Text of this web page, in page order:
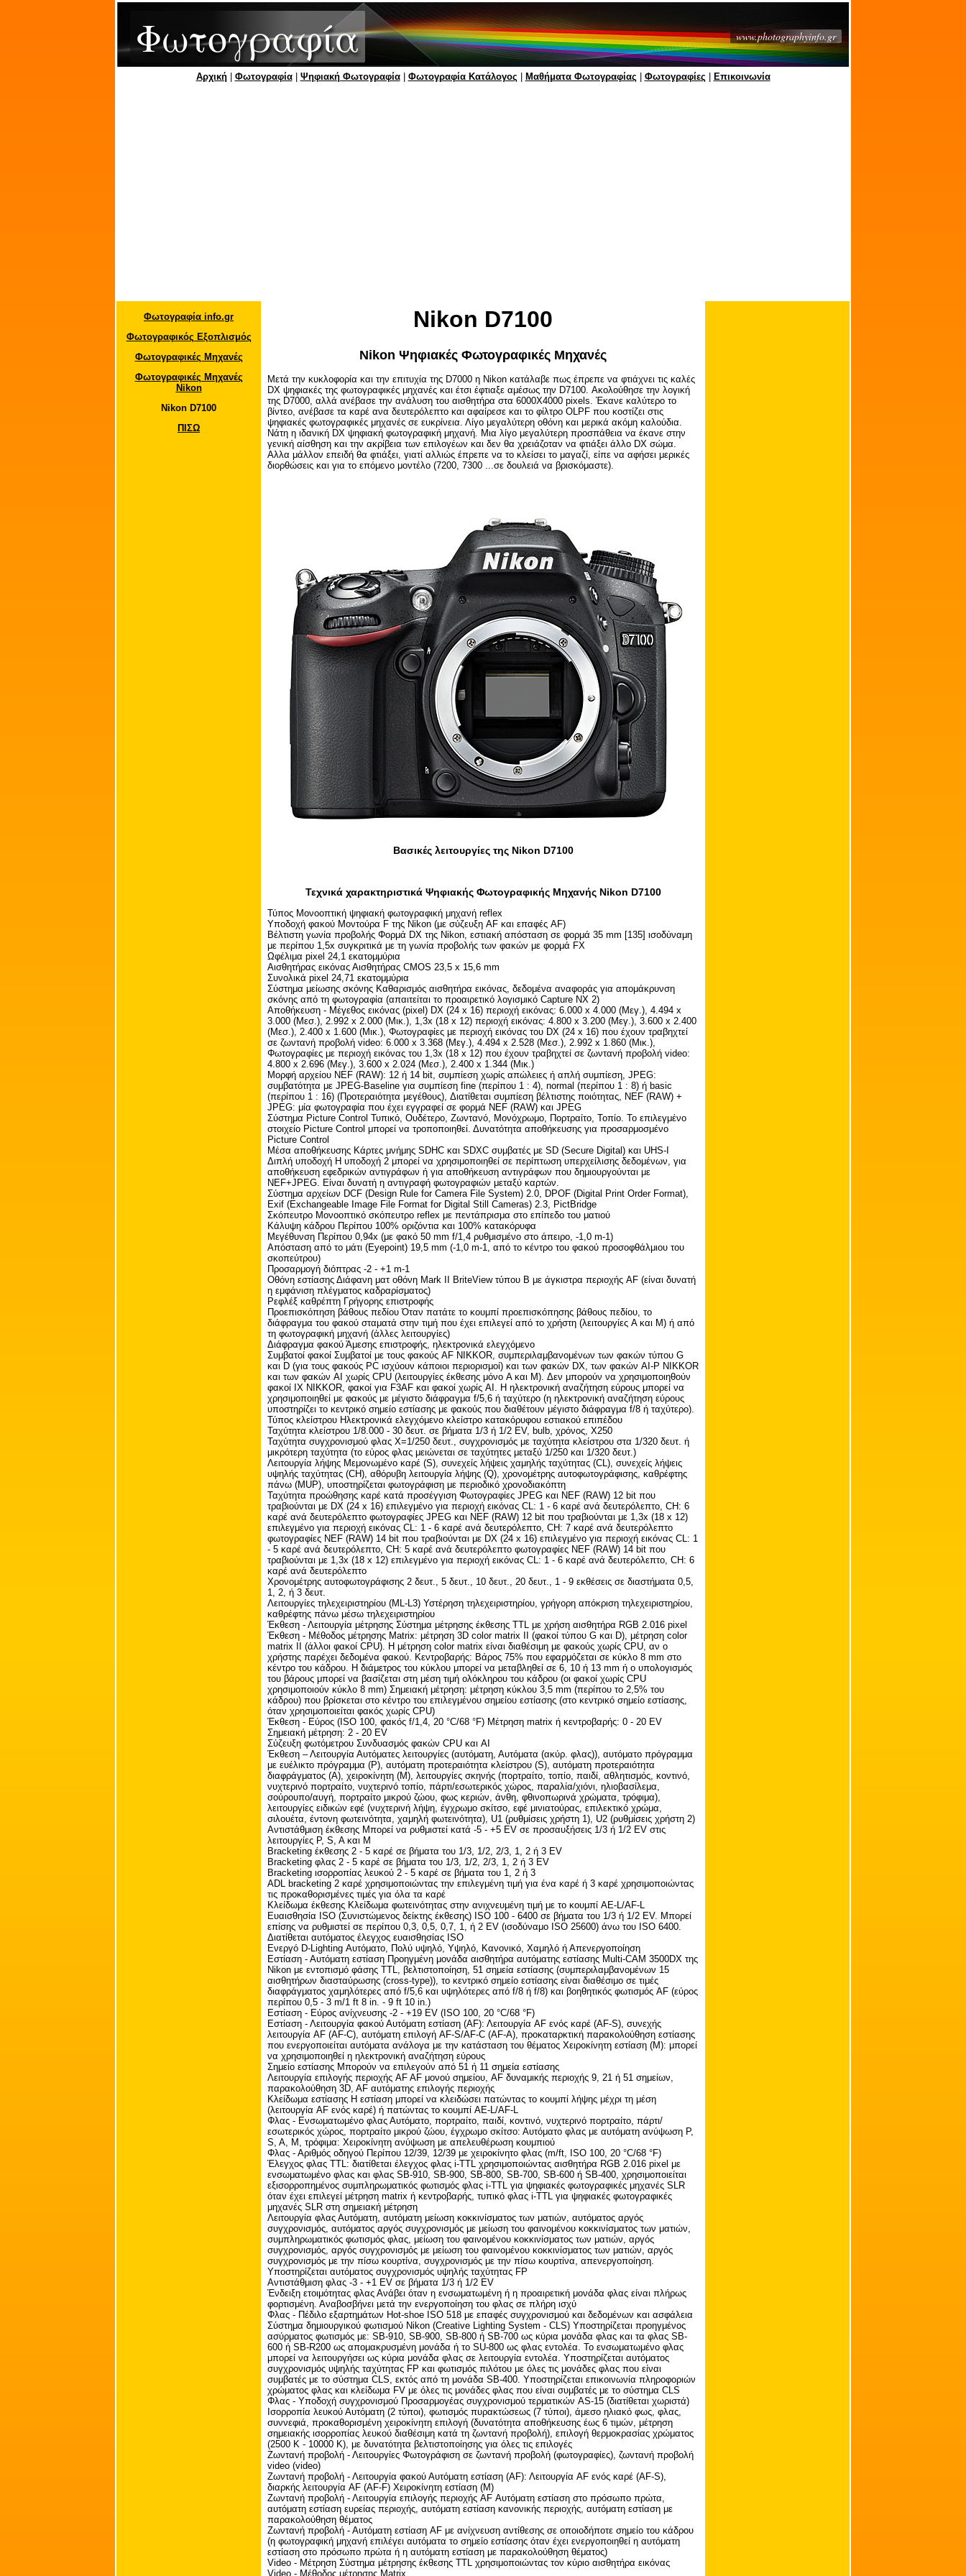
Φωτογραφία www.photographyinfo.gr
Αρχική| Φωτογραφία| Ψηφιακή Φωτογραφία| Φωτογραφία Κατάλογος Μαθήματα Φωτογραφίας Φωτογραφίες Επικοινωνία
Φωτογραφία info.gr
Φωτογραφικός Εξοπλισμός
Φωτογραφικές Μηχανές
Φωτογραφικές Μηχανές
Nikon
Nikon D7100
ΠΙΣΩ
Nikon D7100
Nikon Ψηφιακές Φωτογραφικές Μηχανές
Μετά την κυκλοφορία και την επιτυχία της D7000 η Nikon κατάλαβε πως έπρεπε να φτιάχνει τις καλές
DX ψηφιακές της φωτογραφικές μηχανές και έτσι έφτιαξε αμέσως την D7100. Ακολούθησε την λογική
της D7000, αλλά ανέβασε την ανάλυση του αισθητήρα στα 6000Χ4000 pixels. Έκανε καλύτερο το
βίντεο, ανέβασε τα καρέ ανα δευτερόλεπτο και αφαίρεσε και το φίλτρο OLPF που κοστίζει στις
ψηφιακές φωτογραφικές μηχανές σε ευκρίνεια. Λίγο μεγαλύτερη οθόνη και μερικά ακόμη καλούδια.
Νάτη η ιδανική DX ψηφιακή φωτογραφική μηχανή. Μια λίγο μεγαλύτερη προσπάθεια να έκανε στην
γενική αίσθηση και την ακρίβεια των επιλογέων και δεν θα χρειάζοταν να φτιάξει άλλο DX σώμα.
Αλλα μάλλον επειδή θα φτιάξει, γιατί αλλιώς έπρεπε να το κλείσει το μαγαζί, είπε να αφήσει μερικές
διορθώσεις και για το επόμενο μοντέλο (7200, 7300 ...σε δουλειά να βρισκόμαστε).
Βασικές λειτουργίες της Nikon D7100
Τεχνικά χαρακτηριστικά Ψηφιακής Φωτογραφικής Μηχανής Nikon D7100
Τύπος Μονοοπτική ψηφιακή φωτογραφική μηχανή reflex
Υποδοχή φακού Μοντούρα F της Nikon (με σύζευξη AF και επαφές AF)
Βέλτιστη γωνία προβολής Φορμά DX της Nikon, εστιακή απόσταση σε φορμά 35 mm [135] ισοδύναμη
με περίπου 1,5x συγκριτικά με τη γωνία προβολής των φακών με φορμά FX
Ωφέλιμα pixel 24,1 εκατομμύρια
Αισθητήρας εικόνας Αισθητήρας CMOS 23,5 x 15,6 mm
Συνολικά pixel 24,71 εκατομμύρια
Σύστημα μείωσης σκόνης Καθαρισμός αισθητήρα εικόνας, δεδομένα αναφοράς για απομάκρυνση
σκόνης από τη φωτογραφία (απαιτείται το προαιρετικό λογισμικό Capture NX 2)
Αποθήκευση - Μέγεθος εικόνας (pixel) DX (24 x 16) περιοχή εικόνας: 6.000 x 4.000 (Μεγ.), 4.494 x
3.000 (Μεσ.), 2.992 x 2.000 (Μικ.), 1,3x (18 x 12) περιοχή εικόνας: 4.800 x 3.200 (Μεγ.), 3.600 x 2.400
(Μεσ.), 2.400 x 1.600 (Μικ.), Φωτογραφίες με περιοχή εικόνας του DX (24 x 16) που έχουν τραβηχτεί
σε ζωντανή προβολή video: 6.000 x 3.368 (Μεγ.), 4.494 x 2.528 (Μεσ.), 2.992 x 1.860 (Μικ.),
Φωτογραφίες με περιοχή εικόνας του 1,3x (18 x 12) που έχουν τραβηχτεί σε ζωντανή προβολή video:
4.800 x 2.696 (Μεγ.), 3.600 x 2.024 (Μεσ.), 2.400 x 1.344 (Μικ.)
Μορφή αρχείου NEF (RAW): 12 ή 14 bit, συμπίεση χωρίς απώλειες ή απλή συμπίεση, JPEG:
συμβατότητα με JPEG-Baseline για συμπίεση fine (περίπου 1 : 4), normal (περίπου 1 : 8) ή basic
(περίπου 1 : 16) (Προτεραιότητα μεγέθους), Διατίθεται συμπίεση βέλτιστης ποιότητας, NEF (RAW) +
JPEG: μία φωτογραφία που έχει εγγραφεί σε φορμά NEF (RAW) και JPEG
Σύστημα Picture Control Τυπικό, Ουδέτερο, Ζωντανό, Μονόχρωμο, Πορτραίτο, Τοπίο. Το επιλεγμένο
στοιχείο Picture Control μπορεί να τροποποιηθεί. Δυνατότητα αποθήκευσης για προσαρμοσμένο
Picture Control
Μέσα αποθήκευσης Κάρτες μνήμης SDHC και SDXC συμβατές με SD (Secure Digital) και UHS-I
Διπλή υποδοχή Η υποδοχή 2 μπορεί να χρησιμοποιηθεί σε περίπτωση υπερχείλισης δεδομένων, για
αποθήκευση εφεδρικών αντιγράφων ή για αποθήκευση αντιγράφων που δημιουργούνται με
NEF+JPEG. Είναι δυνατή η αντιγραφή φωτογραφιών μεταξύ καρτών.
Σύστημα αρχείων DCF (Design Rule for Camera File System) 2.0, DPOF (Digital Print Order Format),
Exif (Exchangeable Image File Format for Digital Still Cameras) 2.3, PictBridge
Σκόπευτρο Μονοοπτικό σκόπευτρο reflex με πεντάπρισμα στο επίπεδο του ματιού
Κάλυψη κάδρου Περίπου 100% οριζόντια και 100% κατακόρυφα
Μεγέθυνση Περίπου 0,94x (με φακό 50 mm f/1,4 ρυθμισμένο στο άπειρο, -1,0 m-1)
Απόσταση από το μάτι (Eyepoint) 19,5 mm (-1,0 m-1, από το κέντρο του φακού προσοφθάλμιου του
σκοπεύτρου)
Προσαρμογή διόπτρας -2 - +1 m-1
Οθόνη εστίασης Διάφανη ματ οθόνη Mark II BriteView τύπου Β με άγκιστρα περιοχής AF (είναι δυνατή
η εμφάνιση πλέγματος καδραρίσματος)
Ρεφλέξ καθρέπτη Γρήγορης επιστροφής
Προεπισκόπηση βάθους πεδίου Όταν πατάτε το κουμπί προεπισκόπησης βάθους πεδίου, το
διάφραγμα του φακού σταματά στην τιμή που έχει επιλεγεί από το χρήστη (λειτουργίες A και M) ή από
τη φωτογραφική μηχανή (άλλες λειτουργίες)
Διάφραγμα φακού Άμεσης επιστροφής, ηλεκτρονικά ελεγχόμενο
Συμβατοί φακοί Συμβατοί με τους φακούς AF NIKKOR, συμπεριλαμβανομένων των φακών τύπου G
και D (για τους φακούς PC ισχύουν κάποιοι περιορισμοί) και των φακών DX, των φακών AI-P NIKKOR
και των φακών AI χωρίς CPU (λειτουργίες έκθεσης μόνο A και M). Δεν μπορούν να χρησιμοποιηθούν
φακοί IX NIKKOR, φακοί για F3AF και φακοί χωρίς AI. Η ηλεκτρονική αναζήτηση εύρους μπορεί να
χρησιμοποιηθεί με φακούς με μέγιστο διάφραγμα f/5,6 ή ταχύτερο (η ηλεκτρονική αναζήτηση εύρους
υποστηρίζει το κεντρικό σημείο εστίασης με φακούς που διαθέτουν μέγιστο διάφραγμα f/8 ή ταχύτερο).
Τύπος κλείστρου Ηλεκτρονικά ελεγχόμενο κλείστρο κατακόρυφου εστιακού επιπέδου
Ταχύτητα κλείστρου 1/8.000 - 30 δευτ. σε βήματα 1/3 ή 1/2 EV, bulb, χρόνος, X250
Ταχύτητα συγχρονισμού φλας X=1/250 δευτ., συγχρονισμός με ταχύτητα κλείστρου στα 1/320 δευτ. ή
μικρότερη ταχύτητα (το εύρος φλας μειώνεται σε ταχύτητες μεταξύ 1/250 και 1/320 δευτ.)
Λειτουργία λήψης Μεμονωμένο καρέ (S), συνεχείς λήψεις χαμηλής ταχύτητας (CL), συνεχείς λήψεις
υψηλής ταχύτητας (CH), αθόρυβη λειτουργία λήψης (Q), χρονομέτρης αυτοφωτογράφισης, καθρέφτης
πάνω (MUP), υποστηρίζεται φωτογράφιση με περιοδικό χρονοδιακόπτη
Ταχύτητα προώθησης καρέ κατά προσέγγιση Φωτογραφίες JPEG και NEF (RAW) 12 bit που
τραβιούνται με DX (24 x 16) επιλεγμένο για περιοχή εικόνας CL: 1 - 6 καρέ ανά δευτερόλεπτο, CH: 6
καρέ ανά δευτερόλεπτο φωτογραφίες JPEG και NEF (RAW) 12 bit που τραβιούνται με 1,3x (18 x 12)
επιλεγμένο για περιοχή εικόνας CL: 1 - 6 καρέ ανά δευτερόλεπτο, CH: 7 καρέ ανά δευτερόλεπτο
φωτογραφίες NEF (RAW) 14 bit που τραβιούνται με DX (24 x 16) επιλεγμένο για περιοχή εικόνας CL: 1
- 5 καρέ ανά δευτερόλεπτο, CH: 5 καρέ ανά δευτερόλεπτο φωτογραφίες NEF (RAW) 14 bit που
τραβιούνται με 1,3x (18 x 12) επιλεγμένο για περιοχή εικόνας CL: 1 - 6 καρέ ανά δευτερόλεπτο, CH: 6
καρέ ανά δευτερόλεπτο
Χρονομέτρης αυτοφωτογράφισης 2 δευτ., 5 δευτ., 10 δευτ., 20 δευτ., 1 - 9 εκθέσεις σε διαστήματα 0,5,
1, 2, ή 3 δευτ.
Λειτουργίες τηλεχειριστηρίου (ML-L3) Υστέρηση τηλεχειριστηρίου, γρήγορη απόκριση τηλεχειριστηρίου,
καθρέφτης πάνω μέσω τηλεχειριστηρίου
Έκθεση - Λειτουργία μέτρησης Σύστημα μέτρησης έκθεσης TTL με χρήση αισθητήρα RGB 2.016 pixel
Έκθεση - Μέθοδος μέτρησης Matrix: μέτρηση 3D color matrix II (φακοί τύπου G και D), μέτρηση color
matrix II (άλλοι φακοί CPU). Η μέτρηση color matrix είναι διαθέσιμη με φακούς χωρίς CPU, αν ο
χρήστης παρέχει δεδομένα φακού. Κεντροβαρής: Βάρος 75% που εφαρμόζεται σε κύκλο 8 mm στο
κέντρο του κάδρου. Η διάμετρος του κύκλου μπορεί να μεταβληθεί σε 6, 10 ή 13 mm ή ο υπολογισμός
του βάρους μπορεί να βασίζεται στη μέση τιμή ολόκληρου του κάδρου (οι φακοί χωρίς CPU
χρησιμοποιούν κύκλο 8 mm) Σημειακή μέτρηση: μέτρηση κύκλου 3,5 mm (περίπου το 2,5% του
κάδρου) που βρίσκεται στο κέντρο του επιλεγμένου σημείου εστίασης (στο κεντρικό σημείο εστίασης,
όταν χρησιμοποιείται φακός χωρίς CPU)
Έκθεση - Εύρος (ISO 100, φακός f/1,4, 20 °C/68 °F) Μέτρηση matrix ή κεντροβαρής: 0 - 20 EV
Σημειακή μέτρηση: 2 - 20 EV
Σύζευξη φωτόμετρου Συνδυασμός φακών CPU και AI
Έκθεση – Λειτουργία Αυτόματες λειτουργίες (αυτόματη, Αυτόματα (ακύρ. φλας)), αυτόματο πρόγραμμα
με ευέλικτο πρόγραμμα (P), αυτόματη προτεραιότητα κλείστρου (S), αυτόματη προτεραιότητα
διαφράγματος (A), χειροκίνητη (M), λειτουργίες σκηνής (πορτραίτο, τοπίο, παιδί, αθλητισμός, κοντινό,
νυχτερινό πορτραίτο, νυχτερινό τοπίο, πάρτι/εσωτερικός χώρος, παραλία/χιόνι, ηλιοβασίλεμα,
σούρουπο/αυγή, πορτραίτο μικρού ζώου, φως κεριών, άνθη, φθινοπωρινά χρώματα, τρόφιμα),
λειτουργίες ειδικών εφέ (νυχτερινή λήψη, έγχρωμο σκίτσο, εφέ μινιατούρας, επιλεκτικό χρώμα,
σιλουέτα, έντονη φωτεινότητα, χαμηλή φωτεινότητα), U1 (ρυθμίσεις χρήστη 1), U2 (ρυθμίσεις χρήστη 2)
Αντιστάθμιση έκθεσης Μπορεί να ρυθμιστεί κατά -5 - +5 EV σε προσαυξήσεις 1/3 ή 1/2 EV στις
λειτουργίες P, S, A και M
Bracketing έκθεσης 2 - 5 καρέ σε βήματα του 1/3, 1/2, 2/3, 1, 2 ή 3 EV
Bracketing φλας 2 - 5 καρέ σε βήματα του 1/3, 1/2, 2/3, 1, 2 ή 3 EV
Bracketing ισορροπίας λευκού 2 - 5 καρέ σε βήματα του 1, 2 ή 3
ADL bracketing 2 καρέ χρησιμοποιώντας την επιλεγμένη τιμή για ένα καρέ ή 3 καρέ χρησιμοποιώντας
τις προκαθορισμένες τιμές για όλα τα καρέ
Κλείδωμα έκθεσης Κλείδωμα φωτεινότητας στην ανιχνευμένη τιμή με το κουμπί AE-L/AF-L
Ευαισθησία ISO (Συνιστώμενος δείκτης έκθεσης) ISO 100 - 6400 σε βήματα του 1/3 ή 1/2 EV. Μπορεί
επίσης να ρυθμιστεί σε περίπου 0,3, 0,5, 0,7, 1, ή 2 EV (ισοδύναμο ISO 25600) άνω του ISO 6400.
Διατίθεται αυτόματος έλεγχος ευαισθησίας ISO
Ενεργό D-Lighting Αυτόματο, Πολύ υψηλό, Υψηλό, Κανονικό, Χαμηλό ή Απενεργοποίηση
Εστίαση - Αυτόματη εστίαση Προηγμένη μονάδα αισθητήρα αυτόματης εστίασης Multi-CAM 3500DX της
Nikon με εντοπισμό φάσης TTL, βελτιστοποίηση, 51 σημεία εστίασης (συμπεριλαμβανομένων 15
αισθητήρων διασταύρωσης (cross-type)), το κεντρικό σημείο εστίασης είναι διαθέσιμο σε τιμές
διαφράγματος χαμηλότερες από f/5,6 και υψηλότερες από f/8 ή f/8) και βοηθητικός φωτισμός AF (εύρος
περίπου 0,5 - 3 m/1 ft 8 in. - 9 ft 10 in.)
Εστίαση - Εύρος ανίχνευσης -2 - +19 EV (ISO 100, 20 °C/68 °F)
Εστίαση - Λειτουργία φακού Αυτόματη εστίαση (AF): Λειτουργία AF ενός καρέ (AF-S), συνεχής
λειτουργία AF (AF-C), αυτόματη επιλογή AF-S/AF-C (AF-A), προκαταρκτική παρακολούθηση εστίασης
που ενεργοποιείται αυτόματα ανάλογα με την κατάσταση του θέματος Χειροκίνητη εστίαση (M): μπορεί
να χρησιμοποιηθεί η ηλεκτρονική αναζήτηση εύρους
Σημείο εστίασης Μπορούν να επιλεγούν από 51 ή 11 σημεία εστίασης
Λειτουργία επιλογής περιοχής AF AF μονού σημείου, AF δυναμικής περιοχής 9, 21 ή 51 σημείων,
παρακολούθηση 3D, AF αυτόματης επιλογής περιοχής
Κλείδωμα εστίασης Η εστίαση μπορεί να κλειδώσει πατώντας το κουμπί λήψης μέχρι τη μέση
(λειτουργία AF ενός καρέ) ή πατώντας το κουμπί AE-L/AF-L
Φλας - Ενσωματωμένο φλας Αυτόματο, πορτραίτο, παιδί, κοντινό, νυχτερινό πορτραίτο, πάρτι/
εσωτερικός χώρος, πορτραίτο μικρού ζώου, έγχρωμο σκίτσο: Αυτόματο φλας με αυτόματη ανύψωση P,
S, A, M, τρόφιμα: Χειροκίνητη ανύψωση με απελευθέρωση κουμπιού
Φλας - Αριθμός οδηγού Περίπου 12/39, 12/39 με χειροκίνητο φλας (m/ft, ISO 100, 20 °C/68 °F)
Έλεγχος φλας TTL: διατίθεται έλεγχος φλας i-TTL χρησιμοποιώντας αισθητήρα RGB 2.016 pixel με
ενσωματωμένο φλας και φλας SB-910, SB-900, SB-800, SB-700, SB-600 ή SB-400, χρησιμοποιείται
εξισορροπημένος συμπληρωματικός φωτισμός φλας i-TTL για ψηφιακές φωτογραφικές μηχανές SLR
όταν έχει επιλεγεί μέτρηση matrix ή κεντροβαρής, τυπικό φλας i-TTL για ψηφιακές φωτογραφικές
μηχανές SLR στη σημειακή μέτρηση
Λειτουργία φλας Αυτόματη, αυτόματη μείωση κοκκινίσματος των ματιών, αυτόματος αργός
συγχρονισμός, αυτόματος αργός συγχρονισμός με μείωση του φαινομένου κοκκινίσματος των ματιών,
συμπληρωματικός φωτισμός φλας, μείωση του φαινομένου κοκκινίσματος των ματιών, αργός
συγχρονισμός, αργός συγχρονισμός με μείωση του φαινομένου κοκκινίσματος των ματιών, αργός
συγχρονισμός με την πίσω κουρτίνα, συγχρονισμός με την πίσω κουρτίνα, απενεργοποίηση.
Υποστηρίζεται αυτόματος συγχρονισμός υψηλής ταχύτητας FP
Αντιστάθμιση φλας -3 - +1 EV σε βήματα 1/3 ή 1/2 EV
Ένδειξη ετοιμότητας φλας Ανάβει όταν η ενσωματωμένη ή η προαιρετική μονάδα φλας είναι πλήρως
φορτισμένη. Αναβοσβήνει μετά την ενεργοποίηση του φλας σε πλήρη ισχύ
Φλας - Πέδιλο εξαρτημάτων Hot-shoe ISO 518 με επαφές συγχρονισμού και δεδομένων και ασφάλεια
Σύστημα δημιουργικού φωτισμού Nikon (Creative Lighting System - CLS) Υποστηρίζεται προηγμένος
ασύρματος φωτισμός με: SB-910, SB-900, SB-800 ή SB-700 ως κύρια μονάδα φλας και τα φλας SB-
600 ή SB-R200 ως απομακρυσμένη μονάδα ή το SU-800 ως φλας εντολέα. Το ενσωματωμένο φλας
μπορεί να λειτουργήσει ως κύρια μονάδα φλας σε λειτουργία εντολέα. Υποστηρίζεται αυτόματος
συγχρονισμός υψηλής ταχύτητας FP και φωτισμός πιλότου με όλες τις μονάδες φλας που είναι
συμβατές με το σύστημα CLS, εκτός από τη μονάδα SB-400. Υποστηρίζεται επικοινωνία πληροφοριών
χρώματος φλας και κλείδωμα FV με όλες τις μονάδες φλας που είναι συμβατές με το σύστημα CLS
Φλας - Υποδοχή συγχρονισμού Προσαρμογέας συγχρονισμού τερματικών AS-15 (διατίθεται χωριστά)
Ισορροπία λευκού Αυτόματη (2 τύποι), φωτισμός πυρακτώσεως (7 τύποι), άμεσο ηλιακό φως, φλας,
συννεφιά, προκαθορισμένη χειροκίνητη επιλογή (δυνατότητα αποθήκευσης έως 6 τιμών, μέτρηση
σημειακής ισορροπίας λευκού διαθέσιμη κατά τη ζωντανή προβολή), επιλογή θερμοκρασίας χρώματος
(2500 K - 10000 K), με δυνατότητα βελτιστοποίησης για όλες τις επιλογές
Ζωντανή προβολή - Λειτουργίες Φωτογράφιση σε ζωντανή προβολή (φωτογραφίες), ζωντανή προβολή
video (video)
Ζωντανή προβολή - Λειτουργία φακού Αυτόματη εστίαση (AF): Λειτουργία AF ενός καρέ (AF-S),
διαρκής λειτουργία AF (AF-F) Χειροκίνητη εστίαση (M)
Ζωντανή προβολή - Λειτουργία επιλογής περιοχής AF Αυτόματη εστίαση στο πρόσωπο πρώτα,
αυτόματη εστίαση ευρείας περιοχής, αυτόματη εστίαση κανονικής περιοχής, αυτόματη εστίαση με
παρακολούθηση θέματος
Ζωντανή προβολή - Αυτόματη εστίαση AF με ανίχνευση αντίθεσης σε οποιοδήποτε σημείο του κάδρου
(η φωτογραφική μηχανή επιλέγει αυτόματα το σημείο εστίασης όταν έχει ενεργοποιηθεί η αυτόματη
εστίαση στο πρόσωπο πρώτα ή η αυτόματη εστίαση με παρακολούθηση θέματος)
Video - Μέτρηση Σύστημα μέτρησης έκθεσης TTL χρησιμοποιώντας τον κύριο αισθητήρα εικόνας
Video - Μέθοδος μέτρησης Matrix